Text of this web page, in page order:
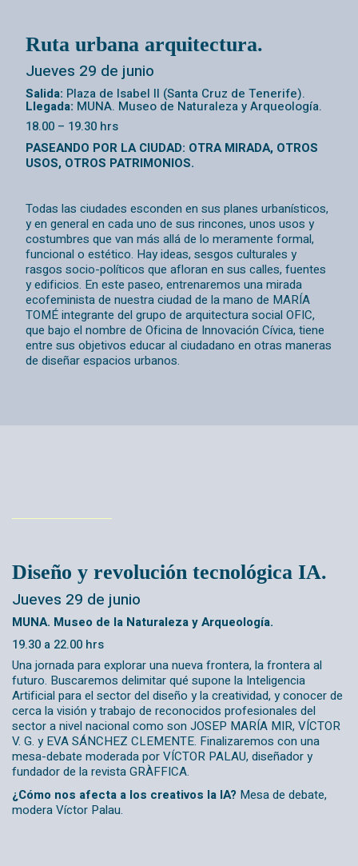
Ruta urbana arquitectura.
Jueves 29 de junio
Salida: Plaza de Isabel II (Santa Cruz de Tenerife).
Llegada: MUNA. Museo de Naturaleza y Arqueología.
18.00 – 19.30 hrs
PASEANDO POR LA CIUDAD: OTRA MIRADA, OTROS
USOS, OTROS PATRIMONIOS.
Todas las ciudades esconden en sus planes urbanísticos,
y en general en cada uno de sus rincones, unos usos y
costumbres que van más allá de lo meramente formal,
funcional o estético. Hay ideas, sesgos culturales y
rasgos socio-políticos que afloran en sus calles, fuentes
y edificios. En este paseo, entrenaremos una mirada
ecofeminista de nuestra ciudad de la mano de MARÍA
TOMÉ integrante del grupo de arquitectura social OFIC,
que bajo el nombre de Oficina de Innovación Cívica, tiene
entre sus objetivos educar al ciudadano en otras maneras
de diseñar espacios urbanos.
Diseño y revolución tecnológica IA.
Jueves 29 de junio
MUNA. Museo de la Naturaleza y Arqueología.
19.30 a 22.00 hrs
Una jornada para explorar una nueva frontera, la frontera al
futuro. Buscaremos delimitar qué supone la Inteligencia
Artificial para el sector del diseño y la creatividad, y conocer de
cerca la visión y trabajo de reconocidos profesionales del
sector a nivel nacional como son JOSEP MARÍA MIR, VÍCTOR
V. G. y EVA SÁNCHEZ CLEMENTE. Finalizaremos con una
mesa-debate moderada por VÍCTOR PALAU, diseñador y
fundador de la revista GRÀFFICA.
¿Cómo nos afecta a los creativos la IA? Mesa de debate,
modera Víctor Palau.